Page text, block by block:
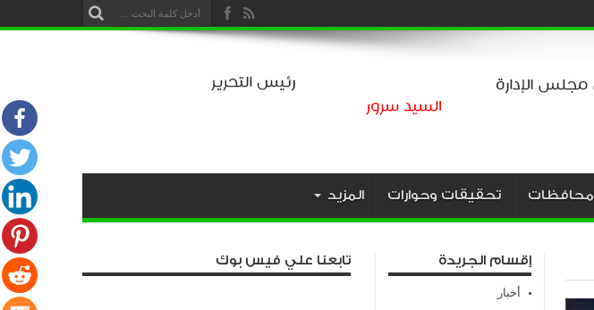
محافظات تحقيقات وحوارات المزيد
إقسام الجريدة
أخبار
تابعنا علي فيس بوك